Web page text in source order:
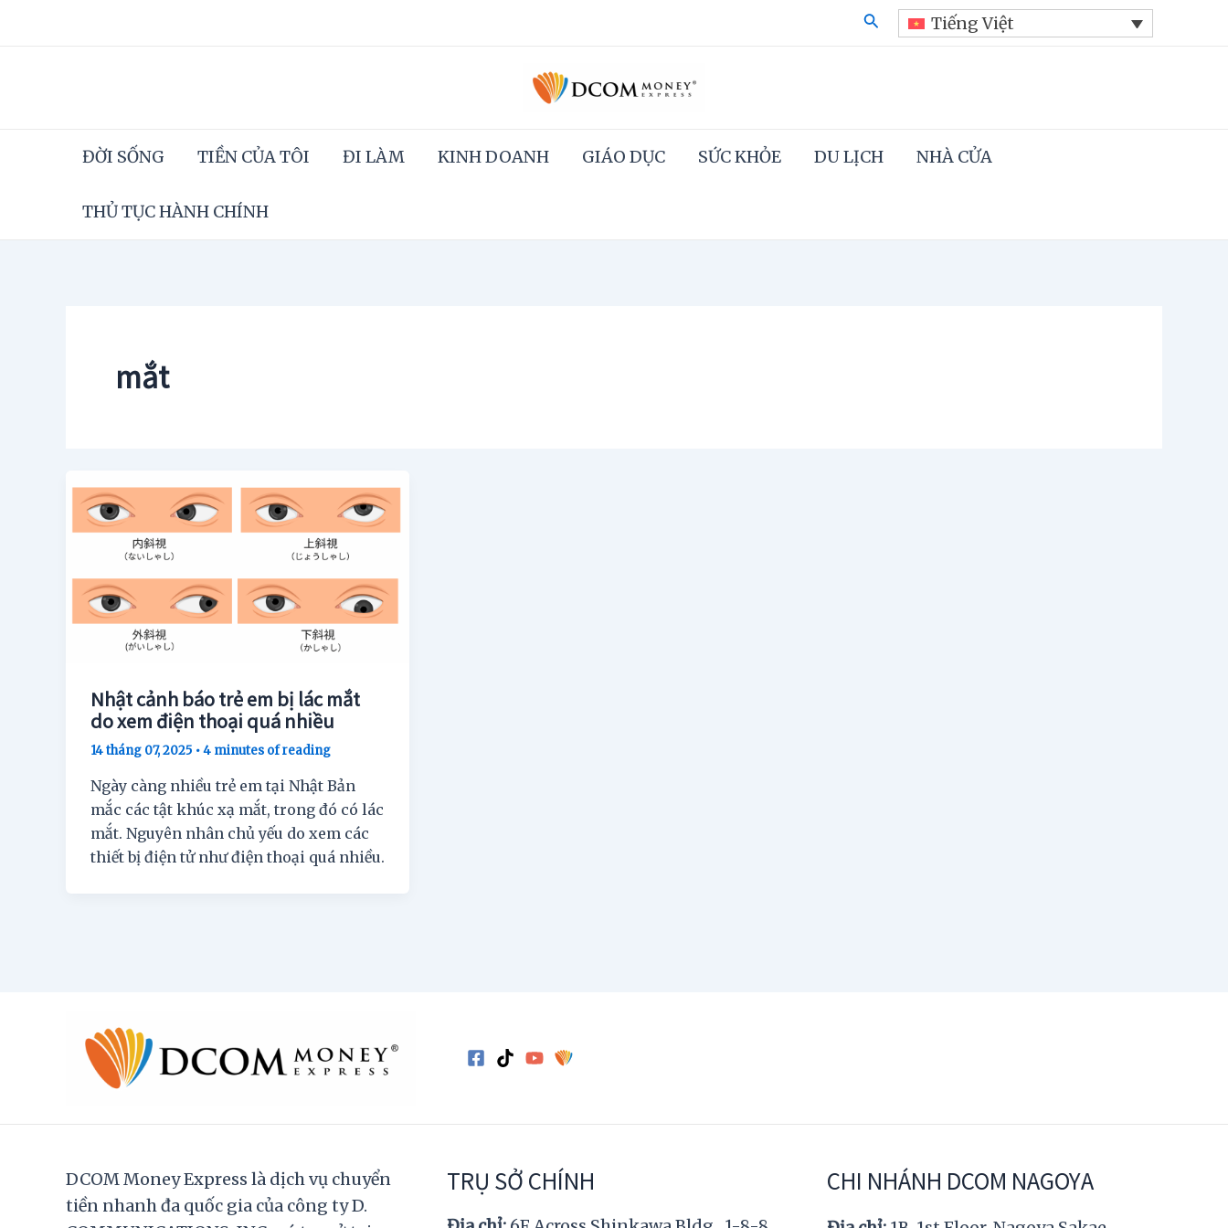
Search Tiếng Việt
ĐỜI SỐNG TIỀN CỦA TÔI ĐI LÀM KINH DOANH GIÁO DỤC SỨC KHỎE DU LỊCH NHÀ CỬA
THỦ TỤC HÀNH CHÍNH
mắt
Nhật cảnh báo trẻ em bị lác mắt
do xem điện thoại quá nhiều
14 tháng 07, 2025 •4 minutes of reading
Ngày càng nhiều trẻ em tại Nhật Bản
mắc các tật khúc xạ mắt, trong đó có lác
mắt. Nguyên nhân chủ yếu do xem các
thiết bị điện tử như điện thoại quá nhiều.
DCOM Money Express là dịch vụ chuyển
tiền nhanh đa quốc gia của công ty D.
TRỤ SỞ CHÍNH CHI NHÁNH DCOM NAGOYA